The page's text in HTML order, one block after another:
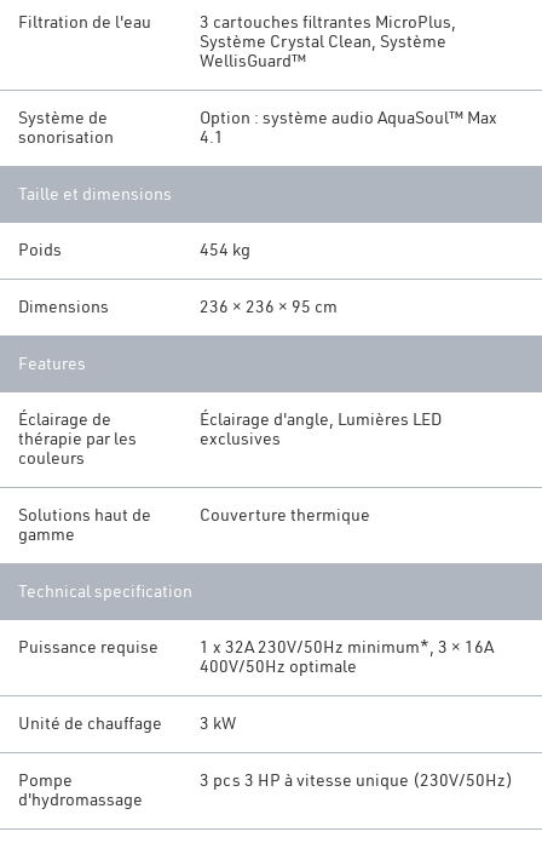
Filtration de l'eau
3 cartouches filtrantes MicroPlus,
Système Crystal Clean, Système
WellisGuard™
Système de
sonorisation
Option : système audio AquaSoul™ Max
4.1
Taille et dimensions
Poids 454 kg
Dimensions 236 × 236 × 95 cm
Features
Éclairage de
thérapie par les
couleurs
Éclairage d'angle, Lumières LED
exclusives
Solutions haut de
gamme
Couverture thermique
Technical specification
Puissance requise
1 x 32A 230V/50Hz minimum*, 3 × 16A
400V/50Hz optimale
Unité de chauffage 3 kW
Pompe
d'hydromassage
3 pcs 3 HP à vitesse unique (230V/50Hz)